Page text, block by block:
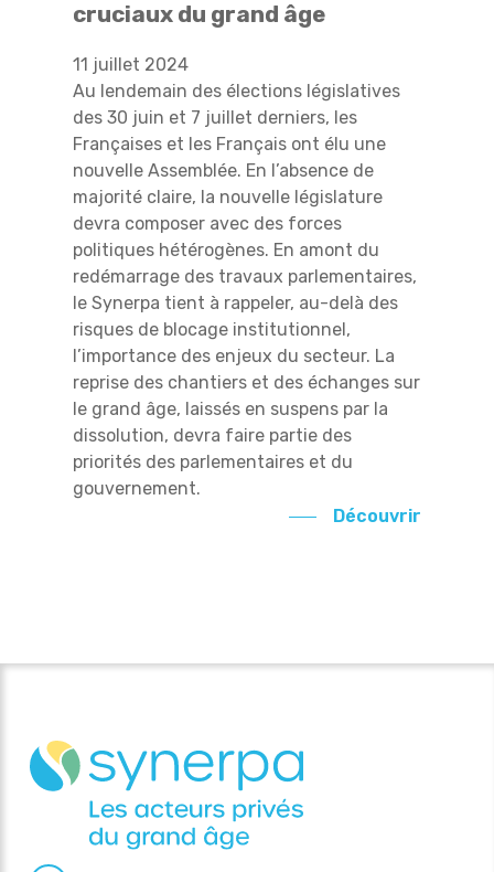
cruciaux du grand âge
11 juillet 2024
Au lendemain des élections législatives
des 30 juin et 7 juillet derniers, les
Françaises et les Français ont élu une
nouvelle Assemblée. En l’absence de
majorité claire, la nouvelle législature
devra composer avec des forces
politiques hétérogènes. En amont du
redémarrage des travaux parlementaires,
le Synerpa tient à rappeler, au-delà des
risques de blocage institutionnel,
l’importance des enjeux du secteur. La
reprise des chantiers et des échanges sur
le grand âge, laissés en suspens par la
dissolution, devra faire partie des
priorités des parlementaires et du
gouvernement.
Découvrir